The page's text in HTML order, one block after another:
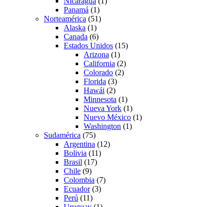
Panamá (1)
Norteamérica (51)
Alaska (1)
Canada (6)
Estados Unidos (15)
Arizona (1)
California (2)
Colorado (2)
Florida (3)
Hawái (2)
Minnesota (1)
Nueva York (1)
Nuevo México (1)
Washington (1)
Sudamérica (75)
Argentina (12)
Bolivia (11)
Brasil (17)
Chile (9)
Colombia (7)
Ecuador(3)
Perú (11)